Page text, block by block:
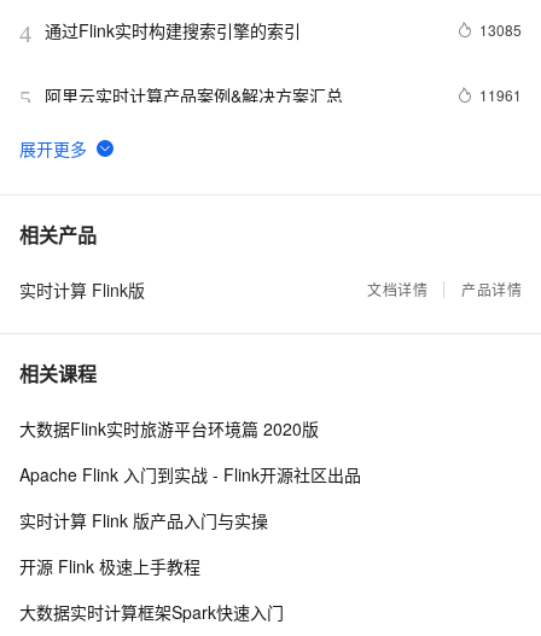
4 通过Flink实时构建搜索引擎的索引 13085
5 阿里云实时计算产品案例&解决方案汇总 11961
6 流计算精品翻译: The Dataflow Model
7 回顾 | Kafka x Flink Meetup 与世界人工智能大会大
8 Flink SQL 功能解密系列 —— 流式 TopN 挑战与实
10445
9
10基于Flink的实时日志分析系统实践
相关产品
实时计算 Flink版 文档详情 产品详情
相关课程
大数据Flink实时旅游平台环境篇 2020版
Apache Flink 入门到实战 - Flink开源社区出品
实时计算 Flink 版产品入门与实操
开源 Flink 极速上手教程
大数据实时计算框架Spark快速入门